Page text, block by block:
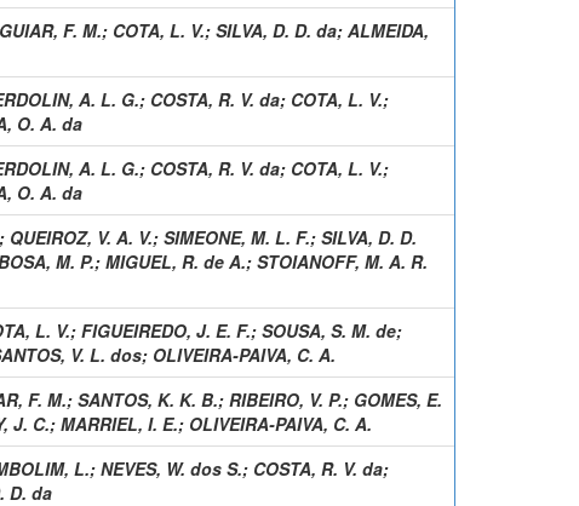
F. M.; COTA, L. V.; SILVA, D. D. da; ALMEIDA,
A. L. G.; COSTA, R. V. da; COTA, L. V.;
O. A. da
A. L. G.; COSTA, R. V. da; COTA, L. V.;
O. A. da
; QUEIROZ, V. A. V.; SIMEONE, M. L. F.; SILVA, D. D.
M. P.; MIGUEL, R. de A.; STOIANOFF, M. A. R.
L. V.; FIGUEIREDO, J. E. F.; SOUSA, S. M. de;
V. L. dos; OLIVEIRA-PAIVA, C. A.
F. M.; SANTOS, K. K. B.; RIBEIRO, V. P.; GOMES, E.
J. C.; MARRIEL, I. E.; OLIVEIRA-PAIVA, C. A.
L.; NEVES, W. dos S.; COSTA, R. V. da;
D. da